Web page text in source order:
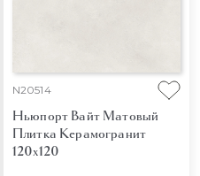
N20514
Ньюпорт Вайт Матовый
Плитка Керамогранит
120x120